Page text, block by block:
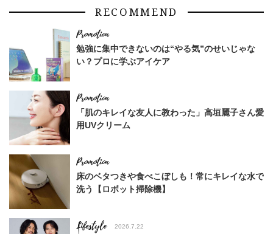
RECOMMEND
勉強に集中できないのは“やる気”のせいじゃな
い？プロに学ぶアイケア
「肌のキレイな友人に教わった」高垣麗子さん愛
用UVクリーム
床のベタつきや食べこぼしも！常にキレイな水で
洗う【ロボット掃除機】
Lifestyle 2026.7.22